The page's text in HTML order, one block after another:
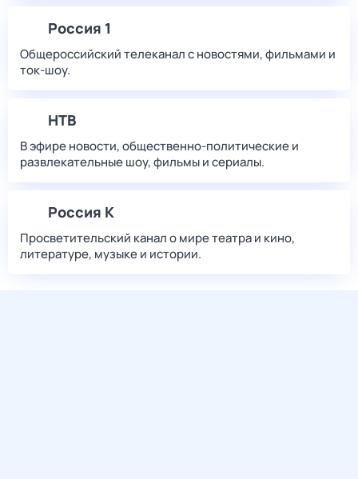
Россия 1
Общероссийский телеканал с новостями, фильмами и
ток-шоу.
НТВ
В эфире новости, общественно-политические и
развлекательные шоу, фильмы и сериалы.
Россия К
Просветительский канал о мире театра и кино,
литературе, музыке и истории.